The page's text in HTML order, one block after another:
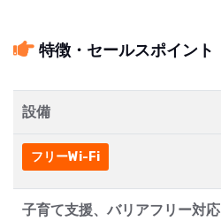
特徴・セールスポイント
設備
フリーWi-Fi
子育て支援、バリアフリー対応